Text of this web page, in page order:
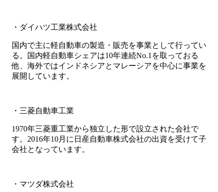
・ダイハツ工業株式会社
国内で主に軽自動車の製造・販売を事業として行ってい
る。国内軽自動車シェアは10年連続No.1を取っておる
他、海外ではインドネシアとマレーシアを中心に事業を
展開しています。
・三菱自動車工業
1970年三菱重工業から独立した形で設立された会社で
す。2016年10月に日産自動車株式会社の出資を受けて子
会社となっています。
・マツダ株式会社